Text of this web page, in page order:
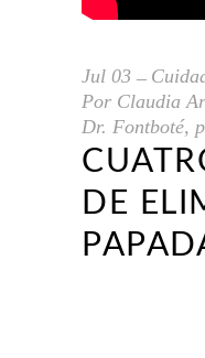
Jul 03
Por Claudia
Dr. Fontboté,
DE